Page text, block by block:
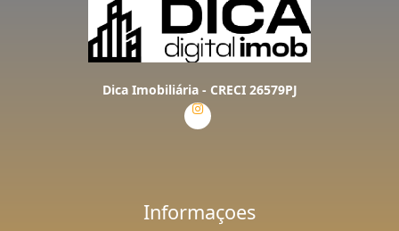
Dica Imobiliária - CRECI 26579PJ
Informaçoes